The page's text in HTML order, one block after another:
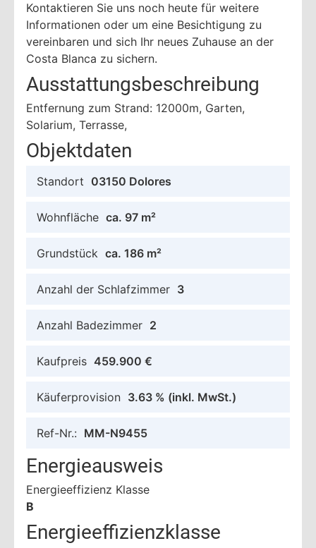
Kontaktieren Sie uns noch heute für weitere
Informationen oder um eine Besichtigung zu
vereinbaren und sich Ihr neues Zuhause an der
Costa Blanca zu sichern.
Ausstattungsbeschreibung
Entfernung zum Strand: 12000m, Garten,
Solarium, Terrasse,
Objektdaten
Standort 03150 Dolores
Wohnfläche ca. 97 m²
Grundstück ca. 186 m²
Anzahl der Schlafzimmer 3
Anzahl Badezimmer 2
Kaufpreis 459.900 €
Käuferprovision 3.63 % (inkl. MwSt.)
Ref-Nr.: MM-N9455
Energieausweis
Energieeffizienz Klasse
B
Energieeffizienzklasse